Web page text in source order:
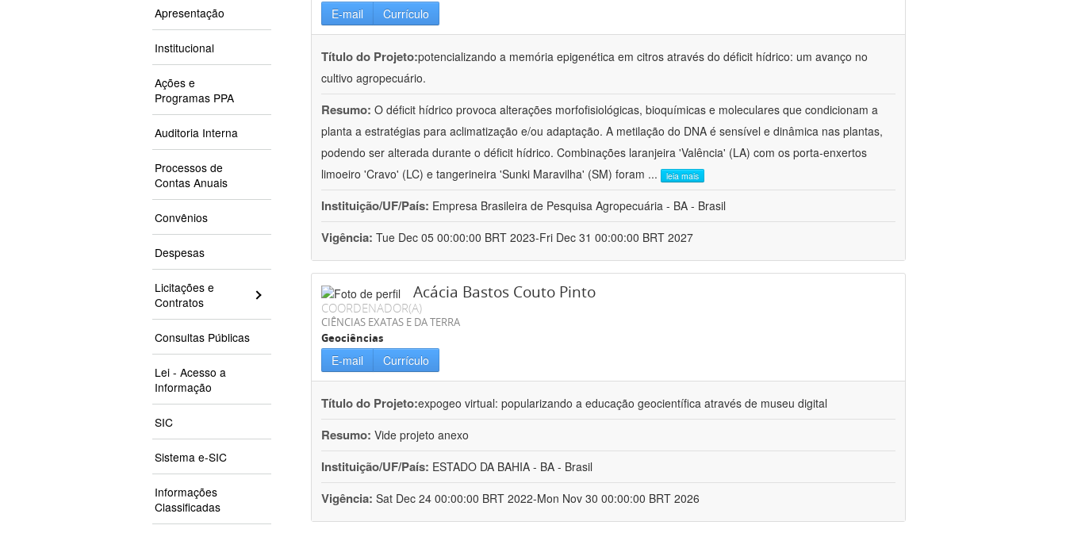
Apresentação
Institucional
Ações e
Programas PPA
Auditoria Interna
Processos de
Contas Anuais
Convênios
Despesas
Licitações e
Contratos
Consultas Públicas
Lei - Acesso a
Informação
SIC
Sistema e-SIC
Informações
Classificadas
E-mail Currículo
Título do Projeto:potencializando a memória epigenética em citros através do déficit hídrico: um avanço no
cultivo agropecuário.
Resumo: O déficit hídrico provoca alterações morfofisiológicas, bioquímicas e moleculares que condicionam a
planta a estratégias para aclimatização e/ou adaptação. A metilação do DNA é sensível e dinâmica nas plantas,
podendo ser alterada durante o déficit hídrico. Combinações laranjeira 'Valência' (LA) com os porta-enxertos
limoeiro 'Cravo' (LC) e tangerineira 'Sunki Maravilha' (SM) foram ... leia mais
Instituição/UF/País: Empresa Brasileira de Pesquisa Agropecuária - BA - Brasil
Vigência: Tue Dec 05 00:00:00 BRT 2023-Fri Dec 31 00:00:00 BRT 2027
Acácia Bastos Couto Pinto
COORDENADOR(A)
CIÊNCIAS EXATAS E DA TERRA
Geociências
E-mail Currículo
Título do Projeto:expogeo virtual: popularizando a educação geocientífica através de museu digital
Resumo: Vide projeto anexo
Instituição/UF/País: ESTADO DA BAHIA - BA - Brasil
Vigência: Sat Dec 24 00:00:00 BRT 2022-Mon Nov 30 00:00:00 BRT 2026